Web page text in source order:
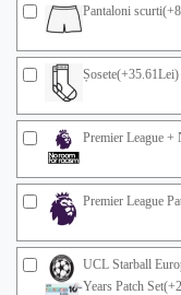
Pantaloni
Șosete(+35.61Lei)
Premier League +
Premier League
UCL Starball
Years Patch